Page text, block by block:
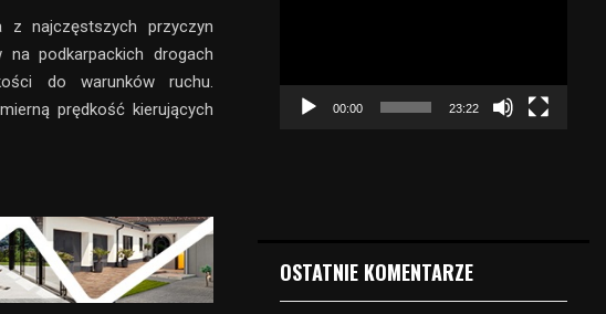
z najczęstszych przyczyn
na podkarpackich drogach
do warunków ruchu.
prędkość kierujących
e
o
00:00 23:22
OSTATNIE KOMENTARZE